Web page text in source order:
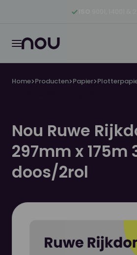
Ga naar hoofdinhoud
Ga naar hoofdnavigatie
Home Producten Papier
Nou Ruwe
297mm x 175m
doos/2rol